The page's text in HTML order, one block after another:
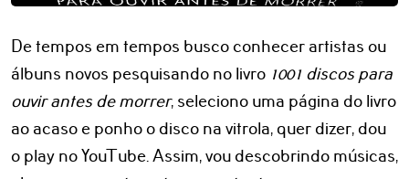
De tempos em tempos busco conhecer artistas ou
álbuns novos pesquisando no livro 1001 discos para
ouvir antes de morrer, seleciono uma página do livro
ao acaso e ponho o disco na vitrola, quer dizer, dou
o play no YouTube. Assim, vou descobrindo músicas,